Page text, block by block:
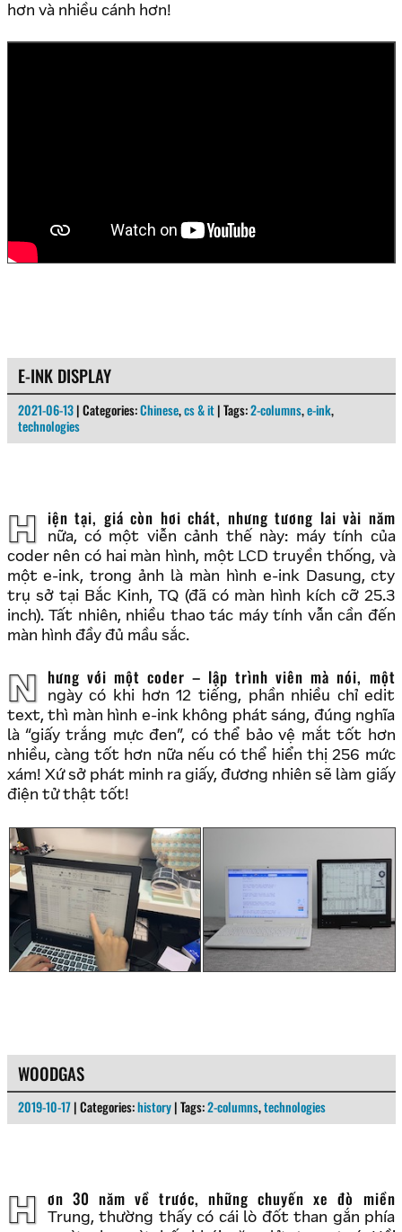
hơn và nhiều cánh hơn!
E-INK DISPLAY
2021-06-13 | Categories:Chinese,cs & it | Tags:2-columns,e-ink,
technologies
Hiện tại, giá còn hơi chát, nhưng tương lai vài năm
nữa, có một viễn cảnh thế này: máy tính của
coder nên có hai màn hình, một LCD truyền thống, và
một e-ink, trong ảnh là màn hình e-ink Dasung, cty
trụ sở tại Bắc Kinh, TQ (đã có màn hình kích cỡ 25.3
inch). Tất nhiên, nhiều thao tác máy tính vẫn cần đến
màn hình đầy đủ mầu sắc.
Nhưng với một coder – lập trình viên mà nói, một
ngày có khi hơn 12 tiếng, phần nhiều chỉ edit
text, thì màn hình e-ink không phát sáng, đúng nghĩa
là “giấy trắng mực đen”, có thể bảo vệ mắt tốt hơn
nhiều, càng tốt hơn nữa nếu có thể hiển thị 256 mức
xám! Xứ sở phát minh ra giấy, đương nhiên sẽ làm giấy
điện tử thật tốt!
WOODGAS
2019-10-17 | Categories:history | Tags:2-columns,technologies
Hơn 30 năm về trước, những chuyến xe đò miền
Trung, thường thấy có cái lò đốt than gắn phía